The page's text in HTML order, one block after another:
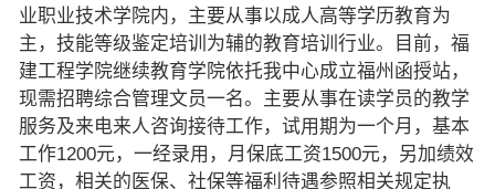
业职业技术学院内，主要从事以成人高等学历教育为
主，技能等级鉴定培训为辅的教育培训行业。目前，福
建工程学院继续教育学院依托我中心成立福州函授站，
现需招聘综合管理文员一名。主要从事在读学员的教学
服务及来电来人咨询接待工作，试用期为一个月，基本
工作1200元，一经录用，月保底工资1500元，另加绩效
工资，相关的医保、社保等福利待遇参照相关规定执